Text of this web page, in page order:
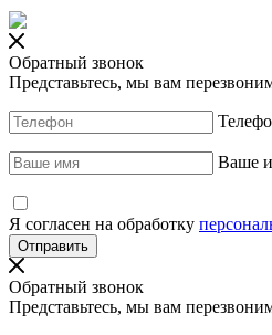
Обратный звонок
Представьтесь, мы вам
Ваше
Я согласен на обработку
Обратный звонок
Представьтесь, мы вам